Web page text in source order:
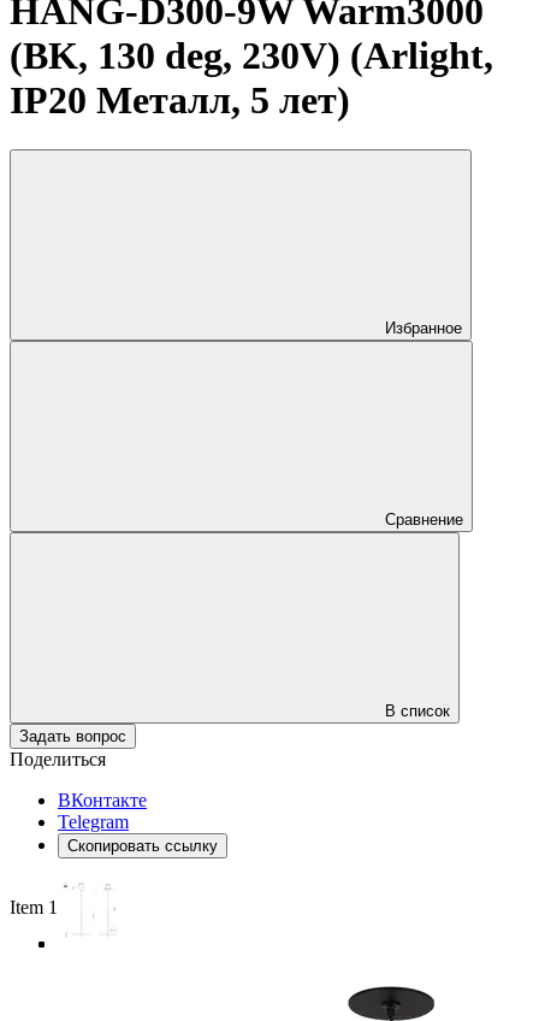
HANG-D300-9W Warm3000
(BK, 130 deg, 230V) (Arlight,
IP20 Металл, 5 лет)
Избранное
Сравнение
В список
Задать вопрос
Поделиться
ВКонтакте
Telegram
Скопировать ссылку
Item 1 of 4